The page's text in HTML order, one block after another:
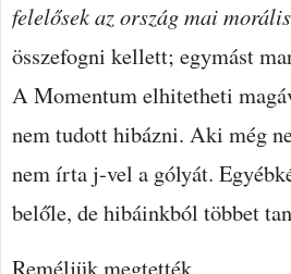
felelősek az ország mai
összefogni kellett; egymást
A Momentum elhitetheti
nem tudott hibázni. Aki még
nem írta j-vel a gólyát.
belőle, de hibáinkból többet
Reméljük megtették.